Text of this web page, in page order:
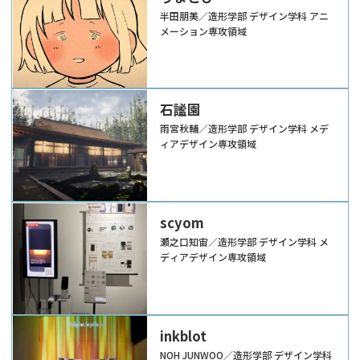
半田朋美／造形学部 デザイン学科 アニ
メーション専攻領域
石謐園
雨宮秋輔／造形学部 デザイン学科 メデ
ィアデザイン専攻領域
scyom
瀬之口知宙／造形学部 デザイン学科 メ
ディアデザイン専攻領域
inkblot
NOH JUNWOO／造形学部 デザイン学科